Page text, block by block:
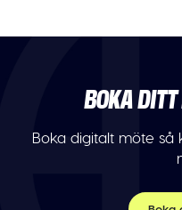
BOKA
Boka digitalt möte så